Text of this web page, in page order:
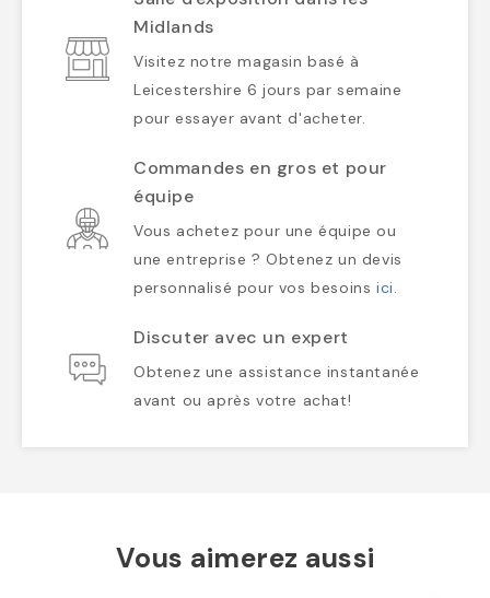
Midlands
Visitez notre magasin basé à
Leicestershire 6 jours par semaine
pour essayer avant d'acheter.
Commandes en gros et pour
équipe
Vous achetez pour une équipe ou
une entreprise ? Obtenez un devis
personnalisé pour vos besoinsici.
Discuter avec un expert
Obtenez une assistance instantanée
avant ou après votre achat!
Vous aimerez aussi